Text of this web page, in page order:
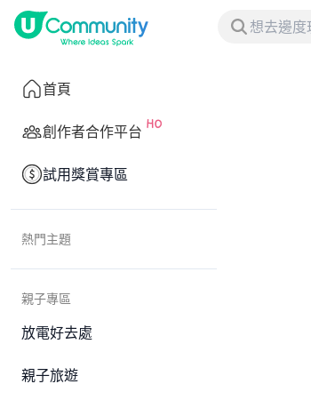
首頁
創作者合作平台
試用獎賞專區
熱門主題
親子專區
放電好去處
親子旅遊